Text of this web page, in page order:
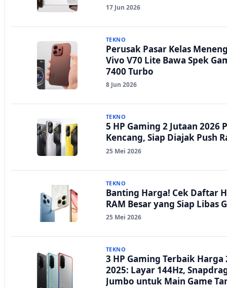
17 Jun 2026
TEKNO
Perusak Pasar Kelas
Vivo V70 Lite Bawa Spek
7400 Turbo
8 Jun 2026
TEKNO
5 HP Gaming 2 Jutaan 2026
Kencang, Siap Diajak Push
25 Mei 2026
TEKNO
Banting Harga! Cek Daftar
RAM Besar yang Siap Libas
25 Mei 2026
TEKNO
3 HP Gaming Terbaik
2025: Layar 144Hz,
Jumbo untuk Main Game